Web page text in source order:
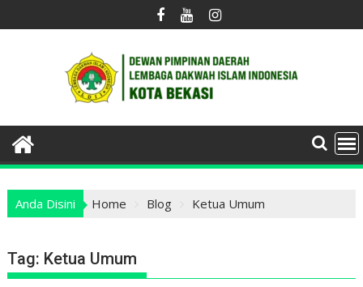
to
Anda Disini Home Blog Ketua Umum
Tag: Ketua Umum